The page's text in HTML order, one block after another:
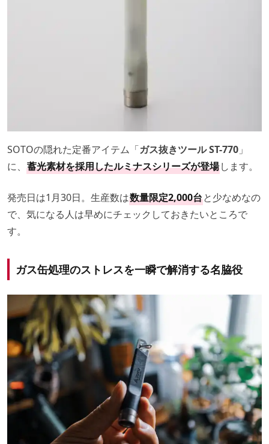
SOTOの隠れた定番アイテム「ガス抜きツール ST-770 」
に、 蓄光素材を採用したルミナスシリーズが登場します。
発売日は1月30日。生産数は数量限定2,000台と少なめなの
で、気になる人は早めにチェックしておきたいところで
す。
ガス缶処理のストレスを一瞬で解消する名脇役